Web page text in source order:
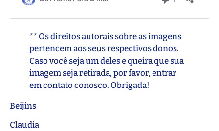
** Os direitos autorais sobre as imagens
pertencem aos seus respectivos donos.
Caso você seja um deles e queira que sua
imagem seja retirada, por favor, entrar
em contato conosco. Obrigada!
Beijins
Claudia